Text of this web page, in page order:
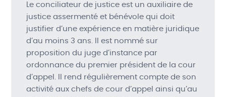
Le conciliateur de justice est un auxiliaire de
justice assermenté et bénévole qui doit
justifier d’une expérience en matière juridique
d’au moins 3 ans. Il est nommé sur
proposition du juge d’instance par
ordonnance du premier président de la cour
d’appel. Il rend régulièrement compte de son
activité aux chefs de cour d’appel ainsi qu’au